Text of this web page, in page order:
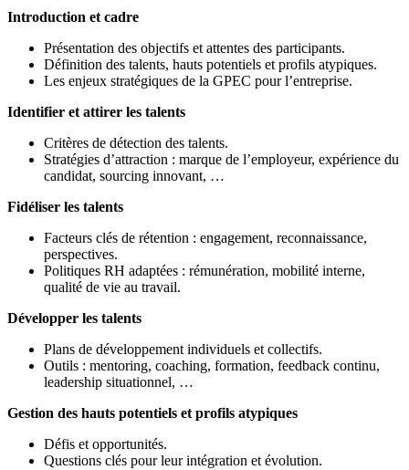
Introduction et cadre
Présentation des objectifs et attentes des participants.
Définition des talents, hauts potentiels et profils atypiques.
Les enjeux stratégiques de la GPEC pour l’entreprise.
Identifier et attirer les talents
Critères de détection des talents.
Stratégies d’attraction : marque de l’employeur, expérience du
candidat, sourcing innovant, …
Fidéliser les talents
Facteurs clés de rétention : engagement, reconnaissance,
perspectives.
Politiques RH adaptées : rémunération, mobilité interne,
qualité de vie au travail.
Développer les talents
Plans de développement individuels et collectifs.
Outils : mentoring, coaching, formation, feedback continu,
leadership situationnel, …
Gestion des hauts potentiels et profils atypiques
Défis et opportunités.
Questions clés pour leur intégration et évolution.